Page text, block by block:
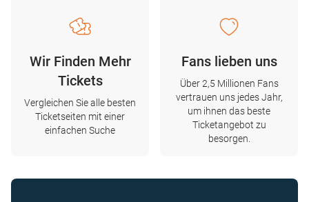
Wir Finden Mehr
Tickets
Vergleichen Sie alle besten
Ticketseiten mit einer
einfachen Suche
Fans lieben uns
Über 2,5 Millionen Fans
vertrauen uns jedes Jahr,
um ihnen das beste
Ticketangebot zu
besorgen.